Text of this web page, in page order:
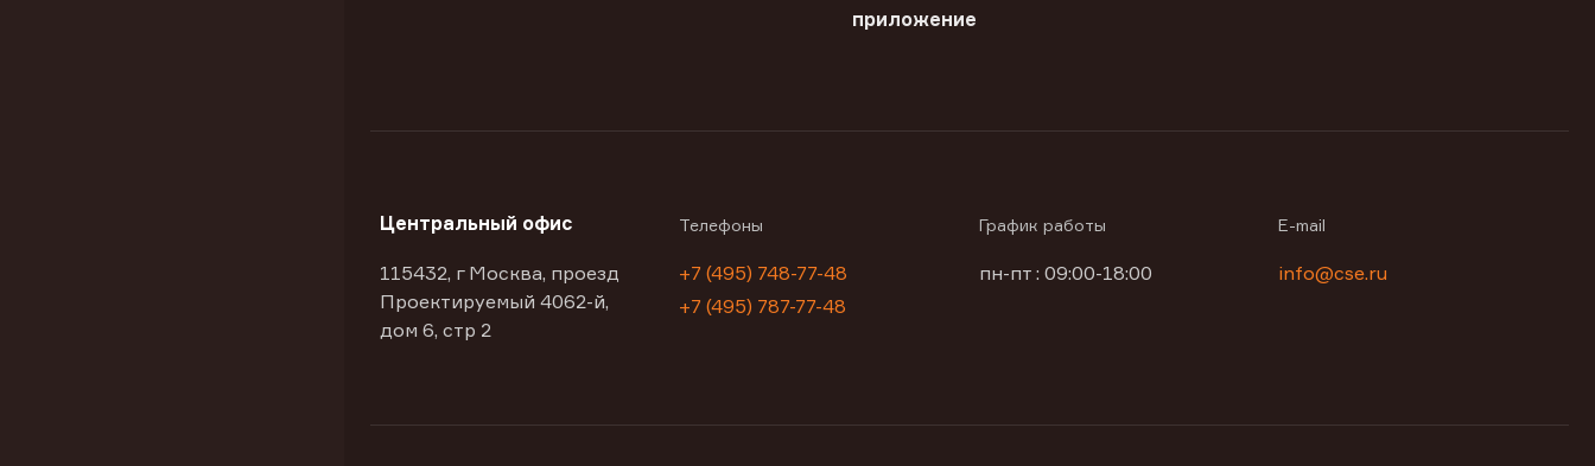
приложение
Центральный офис
115432, г Москва, проезд
Проектируемый 4062-й,
дом 6, стр 2
Телефоны
+7 (495) 748-77-48
+7 (495) 787-77-48
График работы
пн-пт : 09:00-18:00
E-mail
info@cse.ru